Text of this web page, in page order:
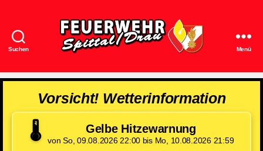
Suchen
Spittal/Drau
Menü
Vorsicht! Wetterinformation
🌡️ Gelbe Hitzewarnung
von So, 09.08.2026 22:00 bis Mo, 10.08.2026 21:59